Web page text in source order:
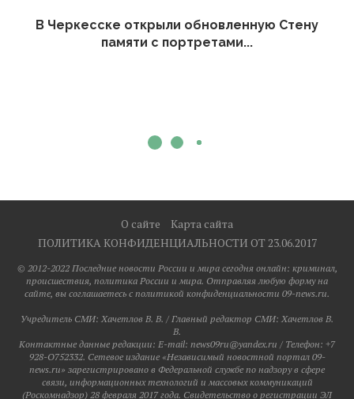
В Черкесске открыли обновленную Стену
памяти с портретами...
О сайте
Карта сайта
ПОЛИТИКА КОНФИДЕНЦИАЛЬНОСТИ ОТ 23.06.2017
© 2012-2022 Последние новости России и мира сегодня онлайн: криминал,
происшествия, политика России и мира. Отправляя любую форму на
сайте, вы соглашаетесь с политикой конфиденциальности 09-news.ru.
Учредитель СМИ: Хaчeтлoв B. B. / Главный редактор СМИ: Хaчeтлoв B.
B.
Контактные данные редакции: E-mail: news09ru@yandex.ru / Телефон: +7
928-O752332. Сетевое издание «Независимый новостной портал 09-
news.ru» зарегистрировано в Федеральной службе по надзору в сфере
связи, информационных технологий и массовых коммуникаций
(Роскомнадзор) 28 февраля 2017 года. Свидетельство о регистрации ЭЛ